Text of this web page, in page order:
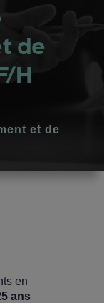
de
H
et de
en
ans